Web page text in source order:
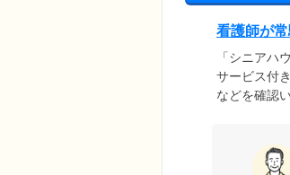
看護師が
「シニアハ
サービス付
などを確認
いながら、
調剤、訪問